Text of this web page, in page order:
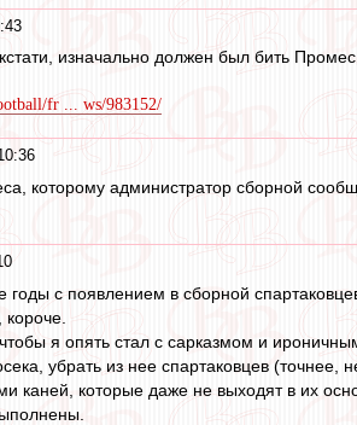
изначально должен был бить
fr ... ws/983152/
которому администратор сборной
с появлением в сборной
я опять стал с сарказмом и
убрать из нее спартаковцев (точнее,
каней, которые даже не выходят в их